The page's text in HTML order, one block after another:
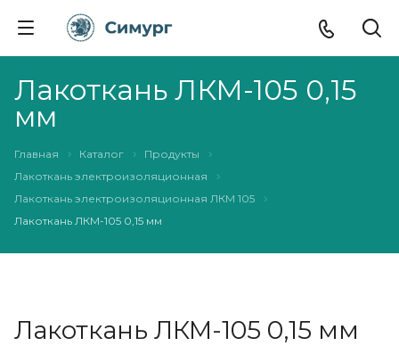
Лакоткань ЛКМ-105 0,15
мм
Главная Каталог
Продукты
Лакоткань электроизоляционная
Лакоткань электроизоляционная ЛКМ 105
Лакоткань ЛКМ-105 0,15 мм
Лакоткань ЛКМ-105 0,15 мм